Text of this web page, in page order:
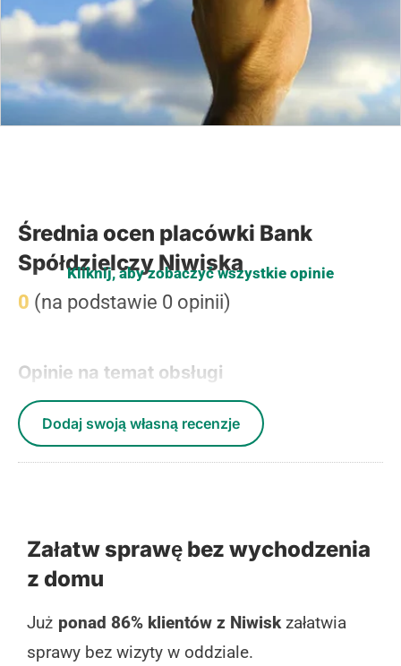
Średnia ocen placówki Bank
Spółdzielczy Niwiska
0 (na podstawie 0 opinii)
Opinie na temat obsługi
Kliknij, aby zobaczyć wszystkie opinie
Dodaj swoją własną recenzje
Załatw sprawę bez wychodzenia
z domu
Już ponad 86% klientów z Niwiskzałatwia
sprawy bez wizyty w oddziale.